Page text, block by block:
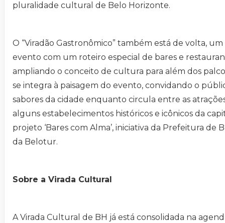
pluralidade cultural de Belo Horizonte.
O “Viradão Gastronômico” também está de volta,
evento com um roteiro especial de bares e
ampliando o conceito de cultura para além dos
se integra à paisagem do evento, convidando o
sabores da cidade enquanto circula entre as
alguns estabelecimentos históricos e icônicos da
projeto ‘Bares com Alma’, iniciativa da Prefeitura de
da Belotur.
Sobre a Virada Cultural
A Virada Cultural de BH já está consolidada na